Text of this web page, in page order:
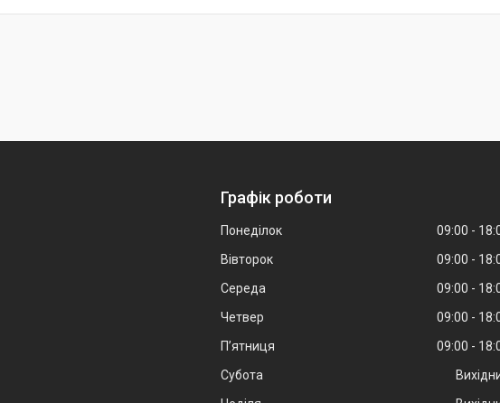
Графік роботи
Понеділок 09:00
Вівторок
09:00
Середа
09:00
Четвер
09:00
Пʼятниця
09:00
Субота